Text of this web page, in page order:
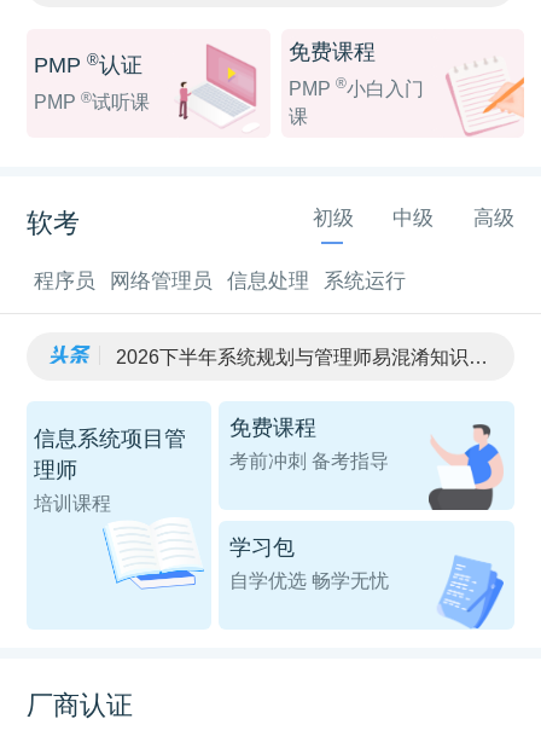
证书国企求职认可度怎么样？
AI时代，PMP®证书会不会被淘汰？
转行做项目经理，PMP®证书能弥补经验短板吗？
PMP®认证
PMP®试听课
免费课程
PMP ®小白入门
课
软考 初级 中级 高级
程序员 网络管理员 信息处理 系统运行
2026下半年系统规划与管理师易混淆知识点资料
2026下半年宿迁软考报考全指南
软考备考资料：希赛网2026下半年各科目易混淆知识点汇总
信息系统项目管
理师
培训课程
免费课程
考前冲刺 备考指导
学习包
自学优选 畅学无忧
厂商认证